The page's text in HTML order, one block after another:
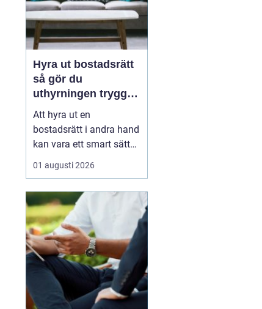
Hyra ut bostadsrätt
så gör du
uthyrningen trygg,
laglig och lönsam
Att hyra ut en
bostadsrätt i andra hand
kan vara ett smart sätt
att täcka kostnader eller
behålla boendet under
stad. Samtidigt upplever
många att regler,
tillstånd, hyresnivå och
försäkringar känns
krångliga. Med rätt
kunskap gå...
01 augusti 2026